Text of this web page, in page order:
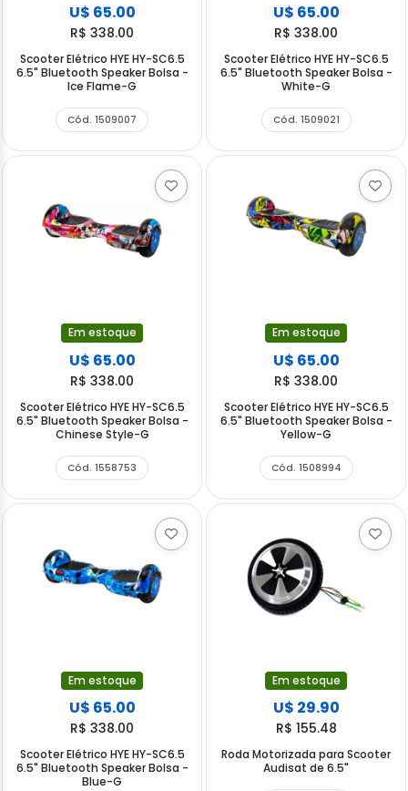
U$ 65.00
R$ 338.00
Scooter Elétrico HYE HY-SC6.5
6.5" Bluetooth Speaker Bolsa -
Ice Flame-G
Cód. 1509007
U$ 65.00
R$ 338.00
Scooter Elétrico HYE HY-SC6.5
6.5" Bluetooth Speaker Bolsa -
White-G
Cód. 1509021
Em estoque
U$ 65.00
R$ 338.00
Scooter Elétrico HYE HY-SC6.5
6.5" Bluetooth Speaker Bolsa -
Chinese Style-G
Cód. 1558753
Em estoque
U$ 65.00
R$ 338.00
Scooter Elétrico HYE HY-SC6.5
6.5" Bluetooth Speaker Bolsa -
Yellow-G
Cód. 1508994
Em estoque
U$ 65.00
R$ 338.00
Scooter Elétrico HYE HY-SC6.5
6.5" Bluetooth Speaker Bolsa -
Blue-G
Em estoque
U$ 29.90
R$ 155.48
Roda Motorizada para Scooter
Audisat de 6.5"